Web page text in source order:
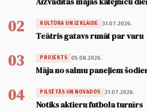
02 KULTŪRA UN IZKLAIDE 31.07.2026.
Teātris gatavs runāt par varu
03 PROJEKTS 05.08.2026.
Māja no salmu paneļiem
04 PILSĒTĀS UN NOVADOS 31.07.2026.
Notiks aktieru futbola turnīrs